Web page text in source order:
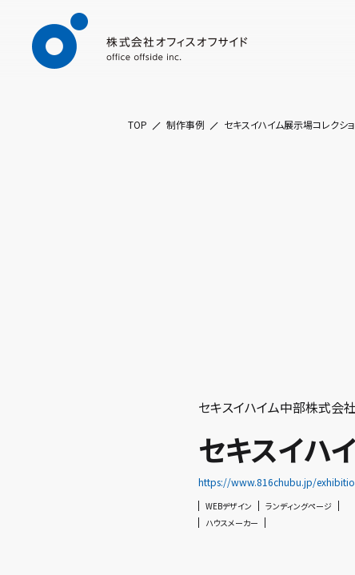
TOP 制作事例 セキスイハイム展示場コレクシ
セキスイハイム中部株式会
セキスイハ
https://www.816chubu.jp/
WEBデザイン
ランディングページ
ハウスメーカー